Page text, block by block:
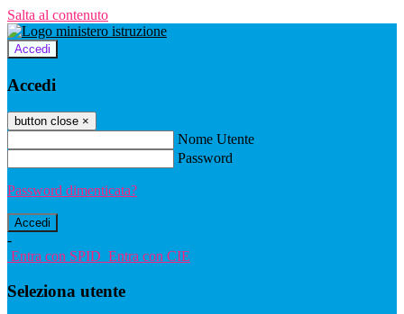
Salta al contenuto
Accedi
Accedi
button close ×
Nome Utente
Password
Password dimenticata?
-
Entra con SPID Entra con CIE
Seleziona utente